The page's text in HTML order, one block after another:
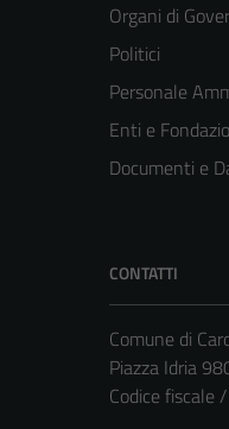
Organi di
Politici
Personale
Enti e
Documenti e
CONTATTI
Comune di
Piazza Idria
Codice fiscale